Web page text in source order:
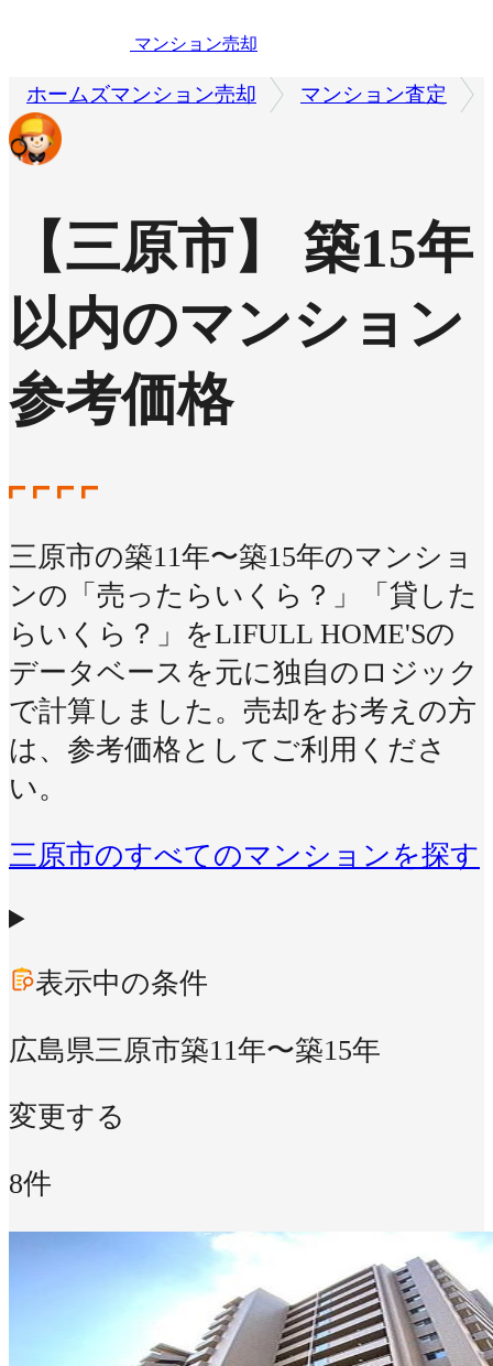
マンション売却
ホームズマンション売却 マンション査定
【三原市】 築15年
以内のマンション
参考価格
三原市の築11年〜築15年のマンショ
ンの「売ったらいくら？」「貸した
らいくら？」をLIFULL HOME'Sの
データベースを元に独自のロジック
で計算しました。売却をお考えの方
は、参考価格としてご利用くださ
い。
三原市のすべてのマンションを探す
表示中の条件
広島県三原市築11年〜築15年
変更する
8件